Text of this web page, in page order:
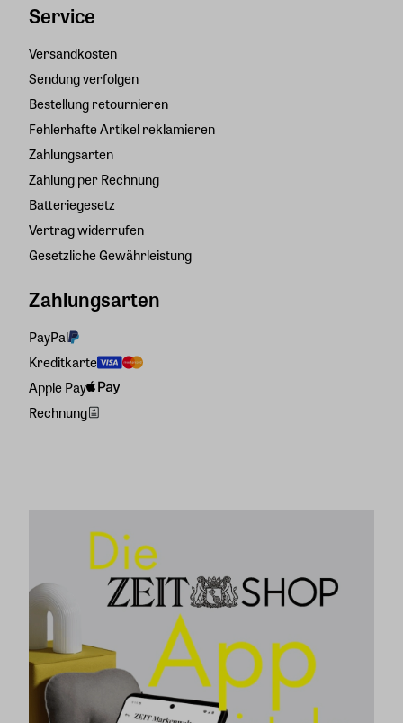
Service
Versandkosten
Sendung verfolgen
Bestellung retournieren
Fehlerhafte Artikel reklamieren
Zahlungsarten
Zahlung per Rechnung
Batteriegesetz
Vertrag widerrufen
Gesetzliche Gewährleistung
Zahlungsarten
PayPal
Kreditkarte
Apple Pay
Rechnung